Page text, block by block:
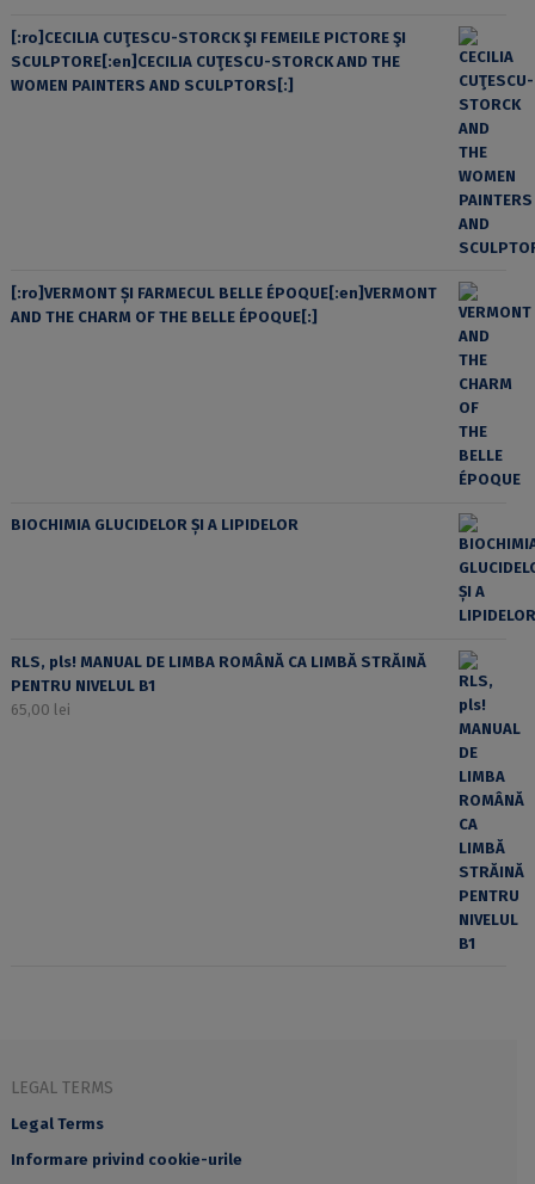
[:ro]CECILIA CUŢESCU-STORCK ŞI FEMEILE PICTORE ŞI
SCULPTORE[:en]CECILIA CUŢESCU-STORCK AND THE
WOMEN PAINTERS AND SCULPTORS[:]
[:ro]VERMONT ȘI FARMECUL BELLE ÉPOQUE[:en]VERMONT
AND THE CHARM OF THE BELLE ÉPOQUE[:]
BIOCHIMIA GLUCIDELOR ȘI A LIPIDELOR
RLS, pls! MANUAL DE LIMBA ROMÂNĂ CA LIMBĂ STRĂINĂ
PENTRU NIVELUL B1
65,00 lei
LEGAL TERMS
Legal Terms
Informare privind cookie-urile